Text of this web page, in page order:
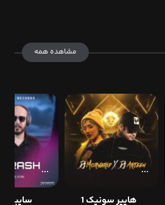
مشاهده همه
هایپر سونیک 1